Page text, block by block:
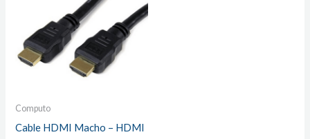
Computo
Cable HDMI Macho – HDMI